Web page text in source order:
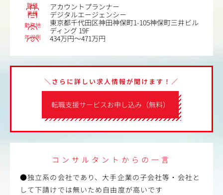
職種 アカウントプランナー
業種 デジタルエージェンシー
勤務地
東京都千代田区神田神保町1-105神保町三井ビル
ディング 19F
年収例 434万円～471万円
転職支援サービスお申し込み（無料）
＼さらに詳しい求人情報が聞けます！／
コンサルタントからの一言
●独立系の会社であり、大手企業の子会社等・会社と
して下請けでは無いため自由度が高いです